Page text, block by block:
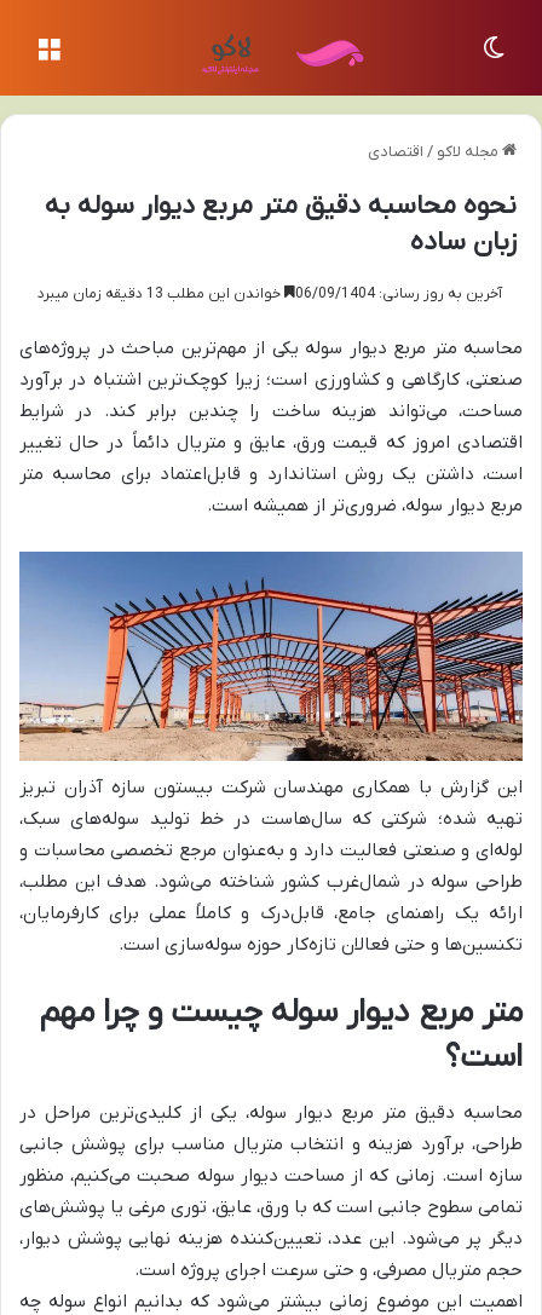
مجله لاکو / اقتصادی
نحوه محاسبه دقیق متر مربع دیوار سوله به
زبان ساده
آخرین به روز رسانی: 06/09/1404 خواندن این مطلب 13 دقیقه زمان میبرد
محاسبه متر مربع دیوار سوله یکی از مهم‌ترین مباحث در پروژه‌های
صنعتی، کارگاهی و کشاورزی است؛ زیرا کوچک‌ترین اشتباه در برآورد
مساحت، می‌تواند هزینه ساخت را چندین برابر کند. در شرایط
اقتصادی امروز که قیمت ورق، عایق و متریال دائماً در حال تغییر
است، داشتن یک روش استاندارد و قابل‌اعتماد برای محاسبه متر
مربع دیوار سوله، ضروری‌تر از همیشه است.
این گزارش با همکاری مهندسان شرکت بیستون سازه آذران تبریز
تهیه شده؛ شرکتی که سال‌هاست در خط تولید سوله‌های سبک،
لوله‌ای و صنعتی فعالیت دارد و به‌عنوان مرجع تخصصی محاسبات و
طراحی سوله در شمال‌غرب کشور شناخته می‌شود. هدف این مطلب،
ارائه یک راهنمای جامع، قابل‌درک و کاملاً عملی برای کارفرمایان،
تکنسین‌ها و حتی فعالان تازه‌کار حوزه سوله‌سازی است.
متر مربع دیوار سوله چیست و چرا مهم
است؟
محاسبه دقیق متر مربع دیوار سوله، یکی از کلیدی‌ترین مراحل در
طراحی، برآورد هزینه و انتخاب متریال مناسب برای پوشش جانبی
سازه است. زمانی که از مساحت دیوار سوله صحبت می‌کنیم، منظور
تمامی سطوح جانبی است که با ورق، عایق، توری مرغی یا پوشش‌های
دیگر پر می‌شود. این عدد، تعیین‌کننده هزینه نهایی پوشش دیوار،
حجم متریال مصرفی، و حتی سرعت اجرای پروژه است.
اهمیت این موضوع زمانی بیشتر می‌شود که بدانیم انواع سوله چه